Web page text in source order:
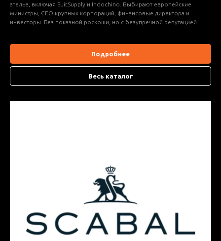
ателье, включая SuitSupply и Indochino. Выбирают европейские
министры, CEO крупных корпораций, финансовые директора и
инвесторы. Без показной роскоши, но с безупречной репутацией.
Подробнее
Весь каталог